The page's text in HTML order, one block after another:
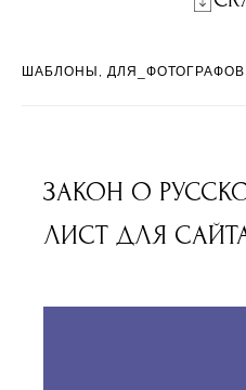
ШАБЛОНЫ ДЛЯ_ФОТОГРАФОВ
ЗАКОН О
ЛИСТ ДЛЯ